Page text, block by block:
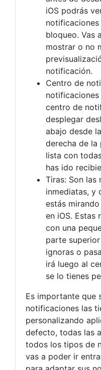
iOS podrás
bloqueo. Vas
mostrar o no
notificación.
Centro de
notificaciones
centro de
desplegar
abajo desde
derecha de la
lista con
has ido
Tiras: Son las
inmediatas, y
estás
en iOS. Estas
con una
parte
ignoras o
irá luego al
se lo tienes
Es importante que
notificaciones las
personalizando
defecto, todas las
todos los tipos de
vas a poder ir